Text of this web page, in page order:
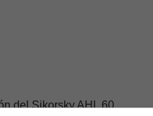
del Sikorsky AHL 60